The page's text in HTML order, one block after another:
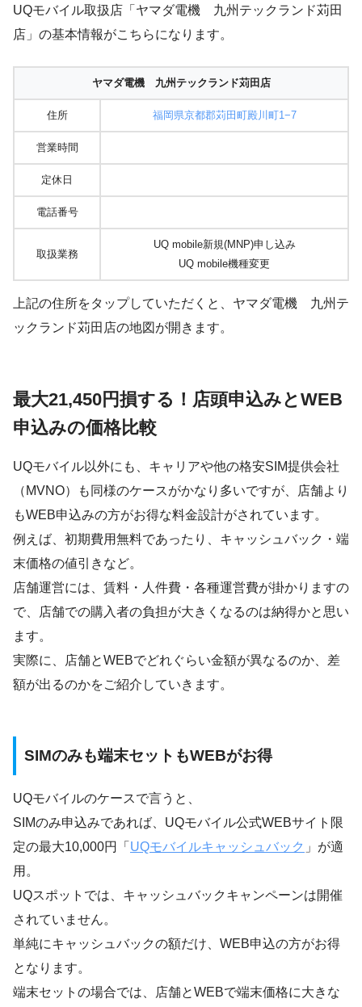
UQモバイル取扱店「ヤマダ電機 九州テックランド苅田
店」の基本情報がこちらになります。
ヤマダ電機 九州テックランド苅田店
住所 福岡県京都郡苅田町殿川町1−7
営業時間
定休日
電話番号
取扱業務
UQ mobile新規(MNP)申し込み
UQ mobile機種変更
上記の住所をタップしていただくと、ヤマダ電機 九州テ
ックランド苅田店の地図が開きます。
最大21,450円損する！店頭申込みとWEB
申込みの価格比較
UQモバイル以外にも、キャリアや他の格安SIM提供会社
（MVNO）も同様のケースがかなり多いですが、店舗より
もWEB申込みの方がお得な料金設計がされています。
例えば、初期費用無料であったり、キャッシュバック・端
末価格の値引きなど。
店舗運営には、賃料・人件費・各種運営費が掛かりますの
で、店舗での購入者の負担が大きくなるのは納得かと思い
ます。
実際に、店舗とWEBでどれぐらい金額が異なるのか、差
額が出るのかをご紹介していきます。
SIMのみも端末セットもWEBがお得
UQモバイルのケースで言うと、
SIMのみ申込みであれば、UQモバイル公式WEBサイト限
定の最大10,000円「 UQモバイルキャッシュバック 」が適
用。
UQスポットでは、キャッシュバックキャンペーンは開催
されていません。
単純にキャッシュバックの額だけ、WEB申込の方がお得
となります。
端末セットの場合では、店舗とWEBで端末価格に大きな